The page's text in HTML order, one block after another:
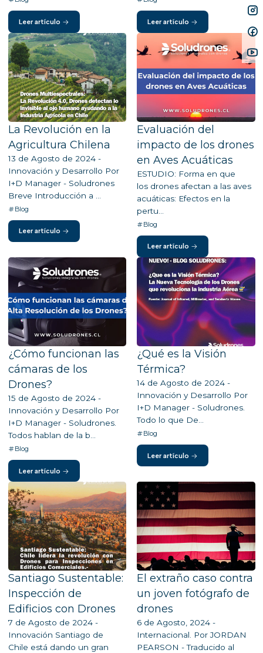
Leer artículo Leer artículo
La Revolución en la
Agricultura Chilena
13 de Agosto de 2024 -
Innovación y Desarrollo Por
I+D Manager - Soludrones
Breve Introducción a ...
Blog
Leer artículo
Evaluación del
impacto de los drones
en Aves Acuáticas
ESTUDIO: Forma en que
los drones afectan a las aves
acuáticas: Efectos en la
pertu...
Blog
Leer artículo
¿Cómo funcionan las
cámaras de los
Drones?
15 de Agosto de 2024 -
Innovación y Desarrollo Por
I+D Manager - Soludrones.
Todos hablan de la b...
Blog
Leer artículo
¿Qué es la Visión
Térmica?
14 de Agosto de 2024 -
Innovación y Desarrollo Por
I+D Manager - Soludrones.
Todo lo que De...
Blog
Leer artículo
Santiago Sustentable:
Inspección de
Edificios con Drones
7 de Agosto de 2024 -
Innovación Santiago de
Chile está dando un gran
El extraño caso contra
un joven fotógrafo de
drones
6 de Agosto, 2024 -
Internacional. Por JORDAN
PEARSON - Traducido al